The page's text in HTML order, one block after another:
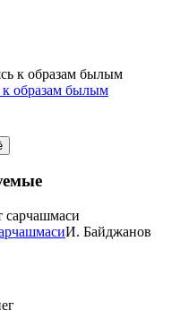
к образам былым
И. Байджанов